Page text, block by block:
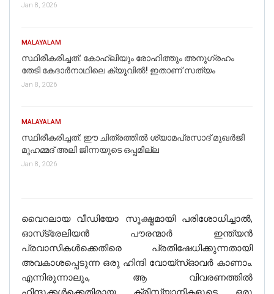
Jan 8, 2026
MALAYALAM
സ്ഥിരീകരിച്ചത്: കോഹ്‌ലിയും രോഹിത്തും അനുഗ്രഹം
തേടി കേദാര്‍നാഥിലെ ക്യൂവില്‍! ഇതാണ് സത്യം
Jan 8, 2026
MALAYALAM
സ്ഥിരീകരിച്ചത്: ഈ ചിത്രത്തില്‍ ശ്യാമപ്രസാദ് മുഖര്‍ജി
മുഹമ്മദ് അലി ജിന്നയുടെ ഒപ്പമില്ല
Jan 8, 2026
വൈറലായ വീഡിയോ സൂക്ഷ്മമായി പരിശോധിച്ചാൽ,
ഓസ്‌ട്രേലിയൻ പൗരന്മാർ ഇന്ത്യൻ
പ്രവാസികൾക്കെതിരെ പ്രതിഷേധിക്കുന്നതായി
അവകാശപ്പെടുന്ന ഒരു ഹിന്ദി വോയ്‌സ്‌ഓവർ കാണാം.
എന്നിരുന്നാലും, ആ വിവരണത്തിൽ